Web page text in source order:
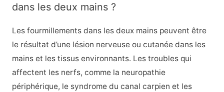
dans les deux mains ?
Les fourmillements dans les deux mains peuvent être
le résultat d’une lésion nerveuse ou cutanée dans les
mains et les tissus environnants. Les troubles qui
affectent les nerfs, comme la neuropathie
périphérique, le syndrome du canal carpien et les